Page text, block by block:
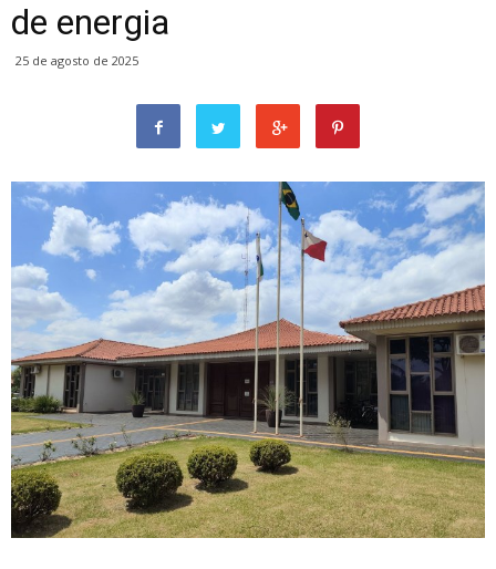
de energia
25 de agosto de 2025